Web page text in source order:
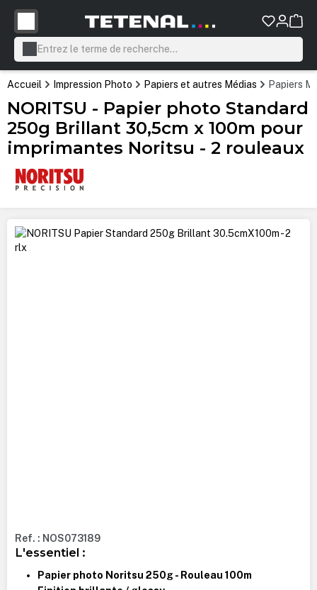
principal
Accueil Impression Photo Papiers et autres Médias Papiers
NORITSU - Papier photo Standard
250g Brillant 30,5cm x 100m pour
imprimantes Noritsu - 2 rouleaux
Ignorer la galerie d'images
Ref. : NOS073189
L'essentiel :
Papier photo Noritsu 250g - Rouleau 100m